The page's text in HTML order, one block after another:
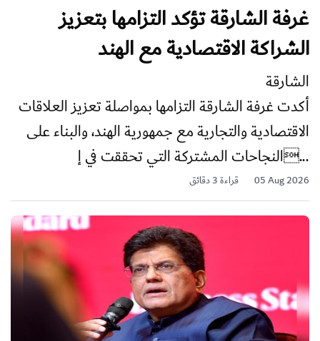
غرفة الشارقة تؤكد التزامها بتعزيز
الشراكة الاقتصادية مع الهند
الشارقة
أكدت غرفة الشارقة التزامها بمواصلة تعزيز العلاقات
الاقتصادية والتجارية مع جمهورية الهند، والبناء على
النجاحات المشتركة التي تحققت في إ...
05 Aug 2026 قراءة 3 دقائق